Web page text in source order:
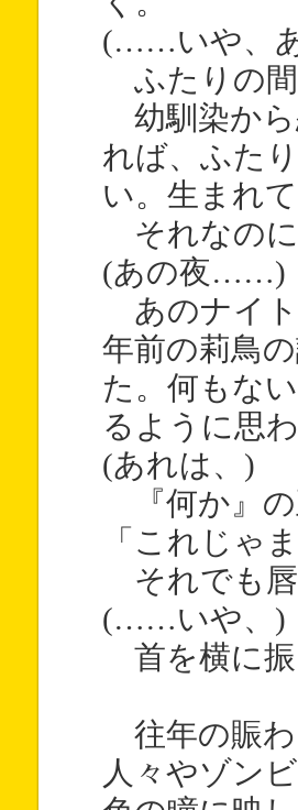
(……いや、
ふたりの間
幼馴染から
れば、ふた
い。生まれ
それなの
(あの夜……)
あのナイト
年前の莉鳥
た。何もな
るように思
(あれは、)
『何か』の
「これじ
それでも唇
(……いや、)
首を横に振
往年の賑わ
人々やゾン